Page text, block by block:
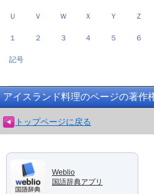
Ｕ Ｖ Ｗ Ｘ Ｙ Ｚ
１ ２ ３ ４ ５ ６
記号
アイスランド料理のページの著作
トップページに戻る
Weblio
国語辞典アプリ